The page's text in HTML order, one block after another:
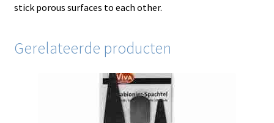
stick porous surfaces to each other.
Gerelateerde producten